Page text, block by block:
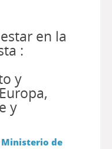
en la
:
y
y
Ministerio de